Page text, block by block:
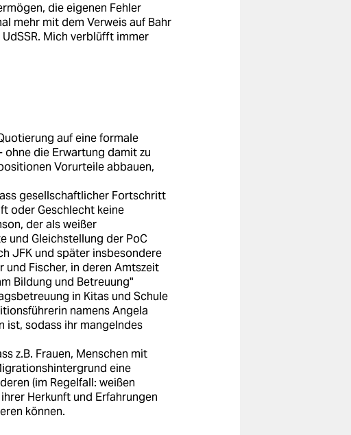
die eigenen Fehler
mehr mit dem Verweis auf Bahr
Mich verblüfft immer
auf eine formale
ohne die Erwartung damit zu
Vorurteile abbauen,
gesellschaftlicher Fortschritt
oder Geschlecht keine
der als weißer
und Gleichstellung der PoC
JFK und später insbesondere
und Fischer, in deren Amtszeit
Bildung und Betreuung"
in Kitas und Schule
namens Angela
ist, sodass ihr mangelndes
z.B. Frauen, Menschen mit
eine
(im Regelfall: weißen
Herkunft und Erfahrungen
können.